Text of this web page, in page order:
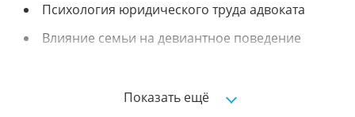
Психология юридического труда адвоката
Влияние семьи на девиантное поведение
профессиональной деятельности охранника
Показать ещё